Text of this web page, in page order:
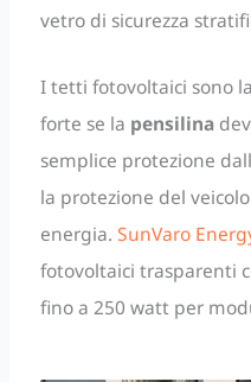
vetro di sicurezza
I tetti fotovoltaici sono
forte se la pensilina
semplice protezione
la protezione del
energia. SunVaro
fotovoltaici trasparenti
fino a 250 watt per